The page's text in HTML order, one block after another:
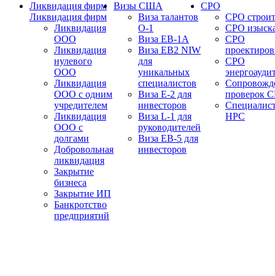
Ликвидация фирм
Ликвидация фирм
Ликвидация
ООО
Ликвидация
нулевого
ООО
Ликвидация
ООО с одним
учредителем
Ликвидация
ООО с
долгами
Добровольная
ликвидация
Закрытие
бизнеса
Закрытие ИП
Банкротство
предприятий
Визы США
Виза талантов
О-1
Виза EB-1A
Виза EB2 NIW
для
уникальных
специалистов
Виза E-2 для
инвесторов
Виза L-1 для
руководителей
Виза EB-5 для
инвесторов
СРО
СРО
СРО
СРО
СРО
проверок
НРС